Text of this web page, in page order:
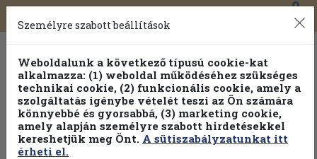
Toggle
navigation
0
Személyre szabott beállítások
Weboldalunk a következő típusú cookie-kat
alkalmazza: (1) weboldal működéséhez szükséges
technikai cookie, (2) funkcionális cookie, amely a
szolgáltatás igénybe vételét teszi az Ön számára
könnyebbé és gyorsabbá, (3) marketing cookie,
amely alapján személyre szabott hirdetésekkel
kereshetjük meg Önt. A sütiszabályzatunkat itt
érheti el.